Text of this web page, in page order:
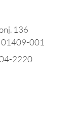
136
01409-001
2220